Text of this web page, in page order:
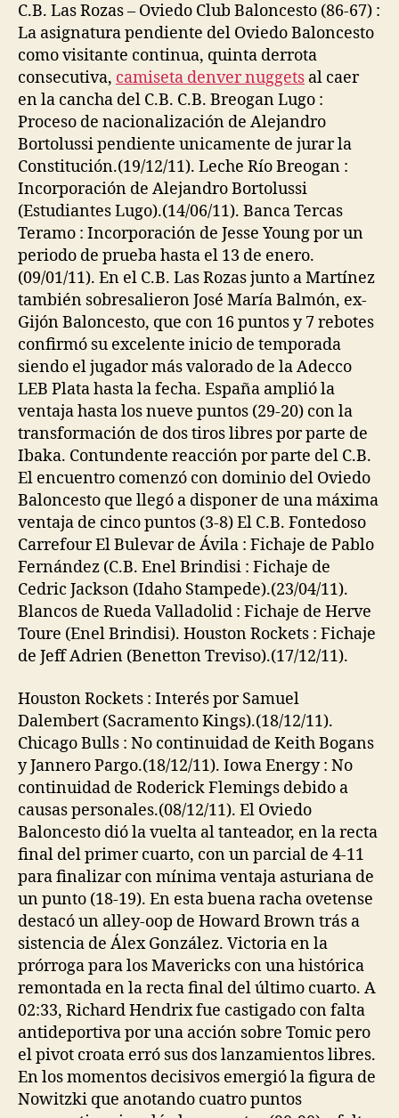
C.B. Las Rozas – Oviedo Club Baloncesto (86-67) :
La asignatura pendiente del Oviedo Baloncesto
como visitante continua, quinta derrota
consecutiva, camiseta denver nuggets al caer
en la cancha del C.B. C.B. Breogan Lugo :
Proceso de nacionalización de Alejandro
Bortolussi pendiente unicamente de jurar la
Constitución.(19/12/11). Leche Río Breogan :
Incorporación de Alejandro Bortolussi
(Estudiantes Lugo).(14/06/11). Banca Tercas
Teramo : Incorporación de Jesse Young por un
periodo de prueba hasta el 13 de enero.
(09/01/11). En el C.B. Las Rozas junto a Martínez
también sobresalieron José María Balmón, ex-
Gijón Baloncesto, que con 16 puntos y 7 rebotes
confirmó su excelente inicio de temporada
siendo el jugador más valorado de la Adecco
LEB Plata hasta la fecha. España amplió la
ventaja hasta los nueve puntos (29-20) con la
transformación de dos tiros libres por parte de
Ibaka. Contundente reacción por parte del C.B.
El encuentro comenzó con dominio del Oviedo
Baloncesto que llegó a disponer de una máxima
ventaja de cinco puntos (3-8) El C.B. Fontedoso
Carrefour El Bulevar de Ávila : Fichaje de Pablo
Fernández (C.B. Enel Brindisi : Fichaje de
Cedric Jackson (Idaho Stampede).(23/04/11).
Blancos de Rueda Valladolid : Fichaje de Herve
Toure (Enel Brindisi). Houston Rockets : Fichaje
de Jeff Adrien (Benetton Treviso).(17/12/11).
Houston Rockets : Interés por Samuel
Dalembert (Sacramento Kings).(18/12/11).
Chicago Bulls : No continuidad de Keith Bogans
y Jannero Pargo.(18/12/11). Iowa Energy : No
continuidad de Roderick Flemings debido a
causas personales.(08/12/11). El Oviedo
Baloncesto dió la vuelta al tanteador, en la recta
final del primer cuarto, con un parcial de 4-11
para finalizar con mínima ventaja asturiana de
un punto (18-19). En esta buena racha ovetense
destacó un alley-oop de Howard Brown trás a
sistencia de Álex González. Victoria en la
prórroga para los Mavericks con una histórica
remontada en la recta final del último cuarto. A
02:33, Richard Hendrix fue castigado con falta
antideportiva por una acción sobre Tomic pero
el pivot croata erró sus dos lanzamientos libres.
En los momentos decisivos emergió la figura de
Nowitzki que anotando cuatro puntos